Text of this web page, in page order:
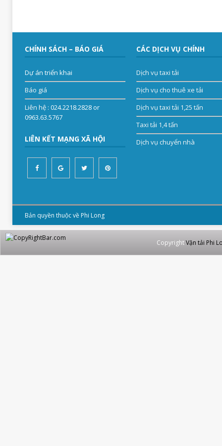
CHÍNH SÁCH – BÁO GIÁ
Dự án triển khai
Báo giá
Liên hệ: 024.2218.2828 or
0963.63.5767
LIÊN KẾT MẠNG XÃ HỘI
CÁC DỊCH VỤ CHÍNH
Dịch vụ taxi tải
Dịch vụ cho thuê xe tải
Dịch vụ taxi tải 1,25 tấn
Taxi tải 1,4 tấn
Dịch vụ chuyển nhà
Bản quyền thuộc về Phi Long
CopyrightVận tải Phi